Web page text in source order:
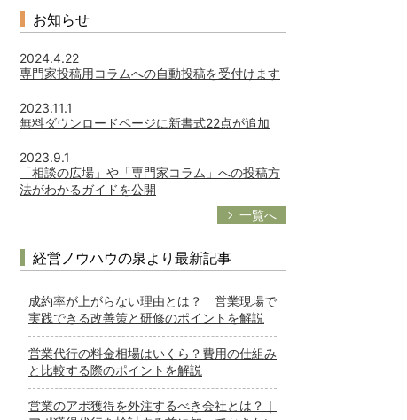
お知らせ
2024.4.22
専門家投稿用コラムへの自動投稿を受付けます
2023.11.1
無料ダウンロードページに新書式22点が追加
2023.9.1
「相談の広場」や「専門家コラム」への投稿方
法がわかるガイドを公開
一覧へ
経営ノウハウの泉より最新記事
成約率が上がらない理由とは？ 営業現場で
実践できる改善策と研修のポイントを解説
営業代行の料金相場はいくら？費用の仕組み
と比較する際のポイントを解説
営業のアポ獲得を外注するべき会社とは？｜